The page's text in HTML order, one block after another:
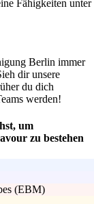
Fähigkeiten unter
Berlin immer
dir unsere
du dich
werden!
um
zu bestehen
(EBM)